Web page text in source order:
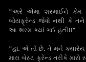
"અરે એમા શરમાઈને કેમ
બોયફ્રેન્ડ જેવો નથી કે
આ શરમ ક્યાં ગઈ હતી!!"
"હા, એ તો છે. તે મને
મારા બેસ્ટ ફ્રેન્ડ તરીકે